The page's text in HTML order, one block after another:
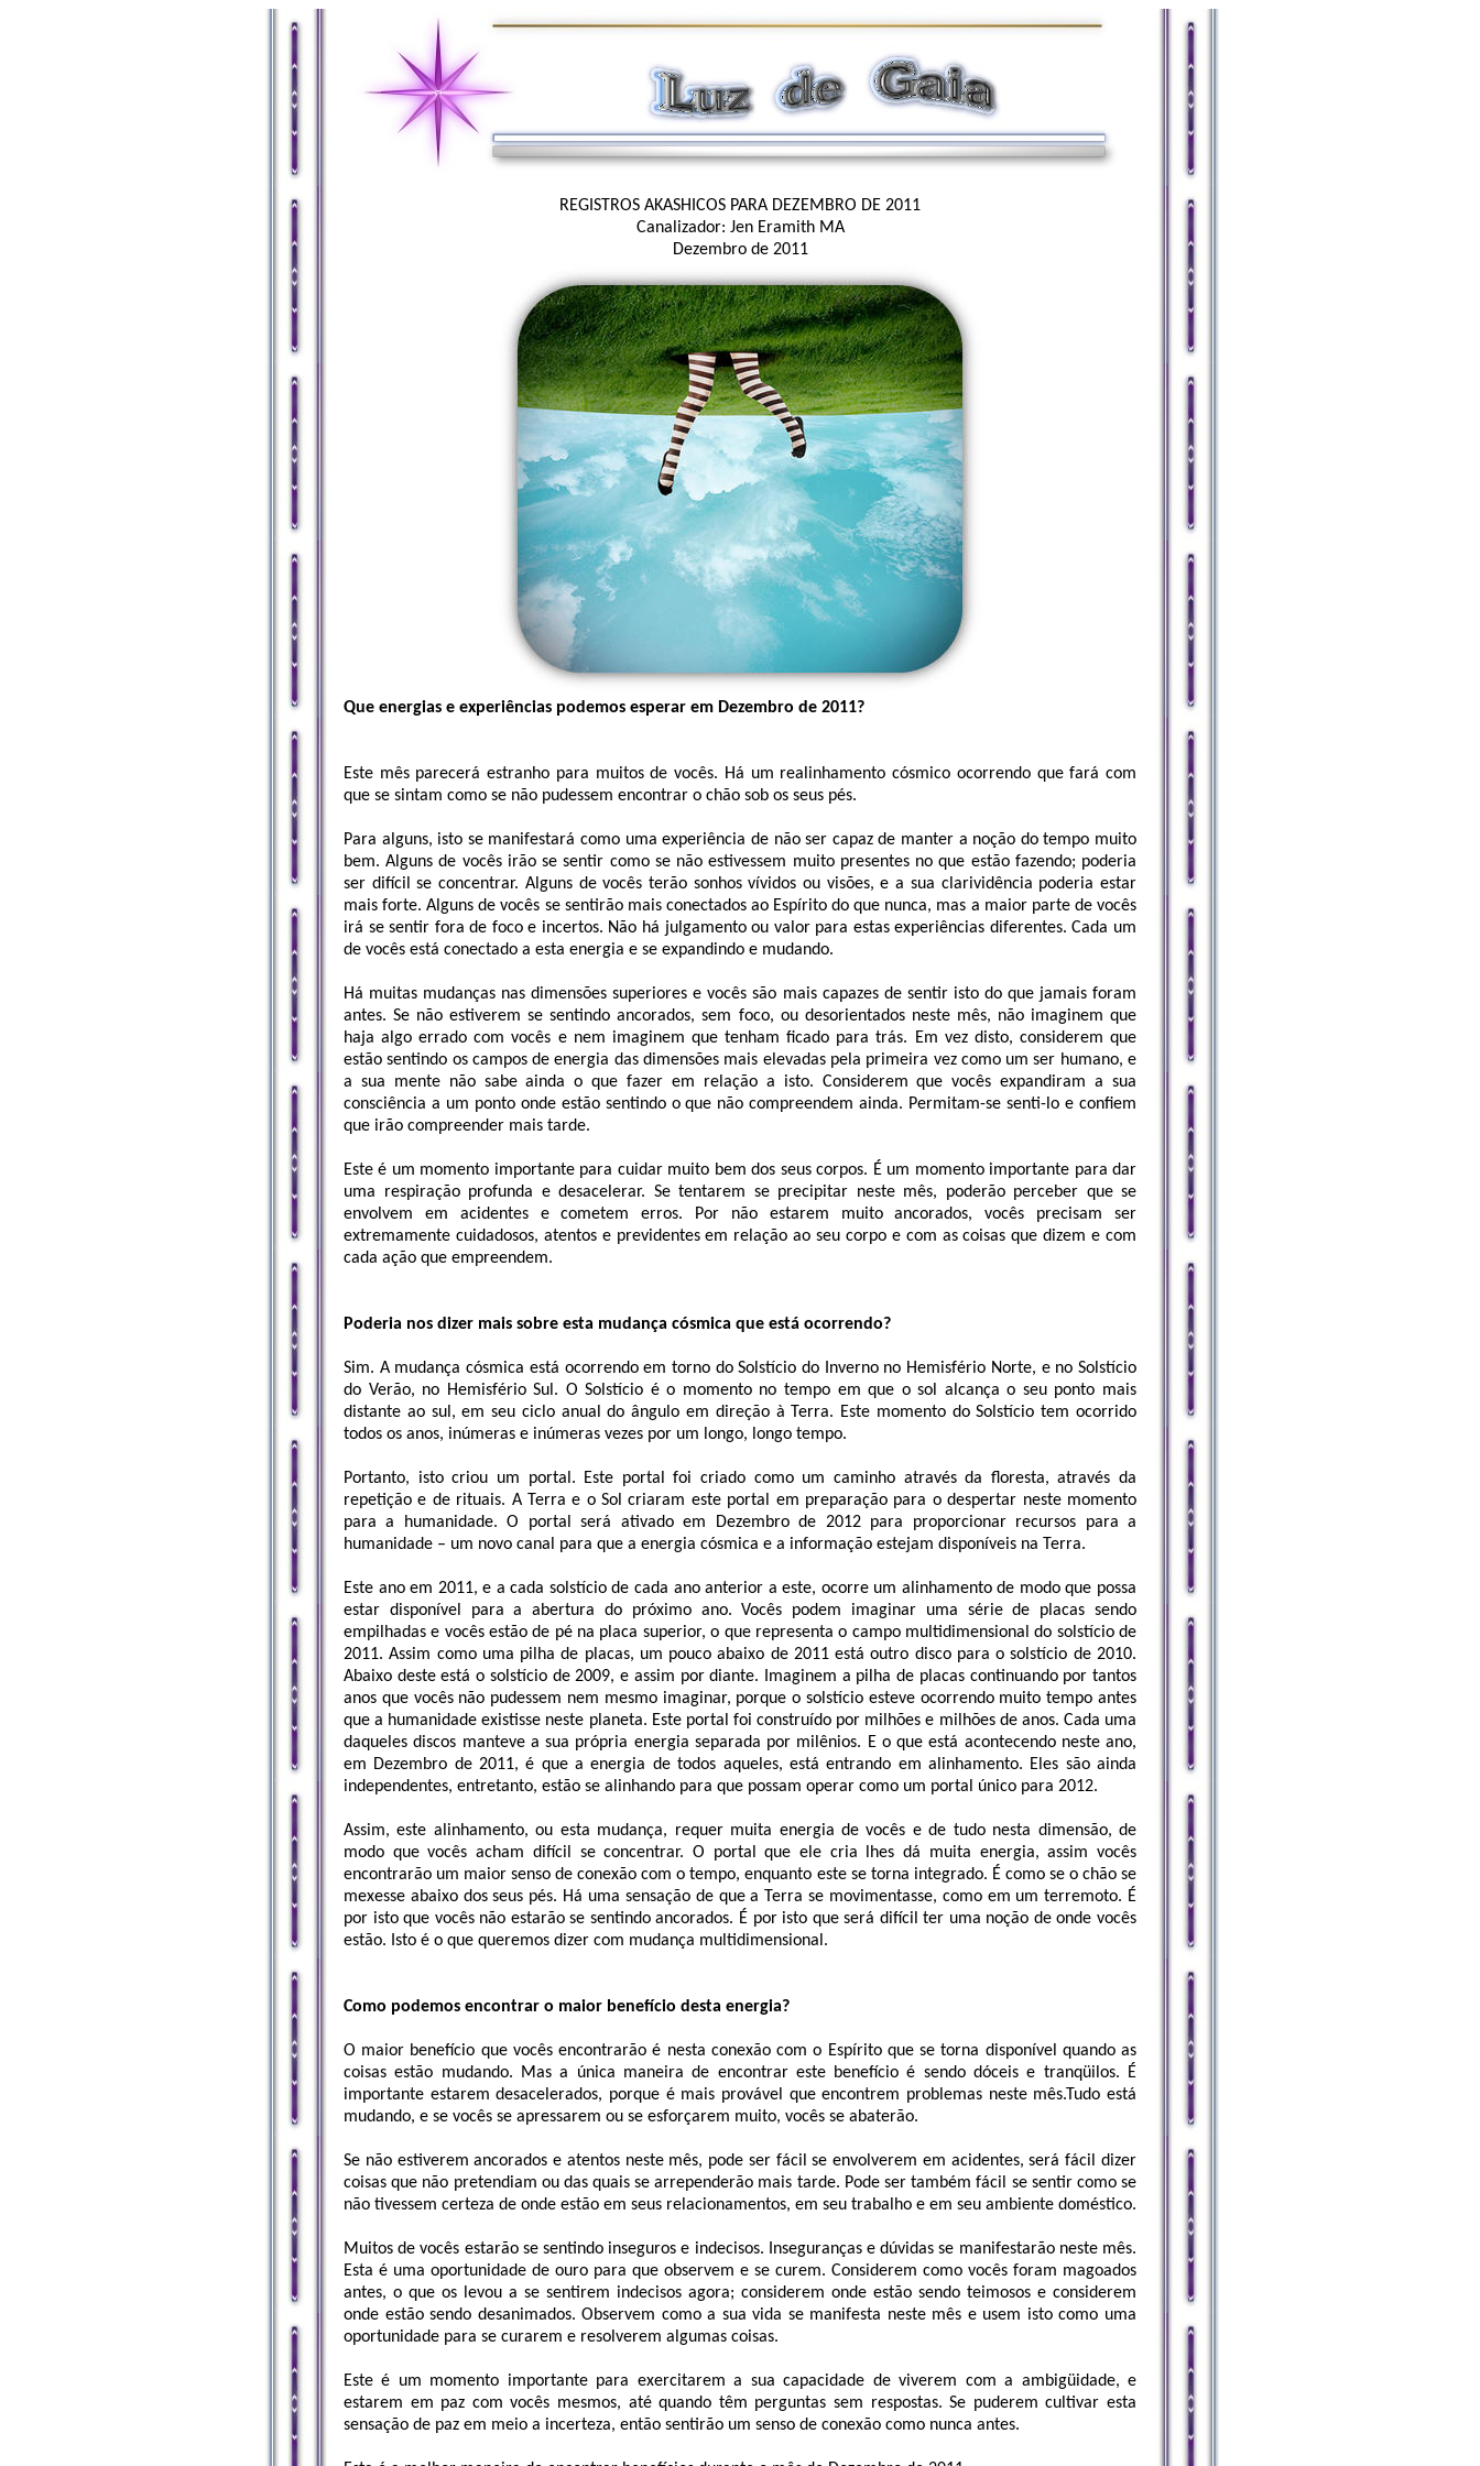
REGISTROS AKASHICOS PARA DEZEMBRO DE 2011
Canalizador: Jen Eramith MA
Dezembro de 2011
Que energias e experiências podemos esperar em Dezembro de 2011?
Este mês parecerá estranho para muitos de vocês. Há um realinhamento cósmico ocorrendo que fará com
que se sintam como se não pudessem encontrar o chão sob os seus pés.
Para alguns, isto se manifestará como uma experiência de não ser capaz de manter a noção do tempo muito
bem. Alguns de vocês irão se sentir como se não estivessem muito presentes no que estão fazendo; poderia
ser difícil se concentrar. Alguns de vocês terão sonhos vívidos ou visões, e a sua clarividência poderia estar
mais forte. Alguns de vocês se sentirão mais conectados ao Espírito do que nunca, mas a maior parte de vocês
irá se sentir fora de foco e incertos. Não há julgamento ou valor para estas experiências diferentes. Cada um
de vocês está conectado a esta energia e se expandindo e mudando.
Há muitas mudanças nas dimensões superiores e vocês são mais capazes de sentir isto do que jamais foram
antes. Se não estiverem se sentindo ancorados, sem foco, ou desorientados neste mês, não imaginem que
haja algo errado com vocês e nem imaginem que tenham ficado para trás. Em vez disto, considerem que
estão sentindo os campos de energia das dimensões mais elevadas pela primeira vez como um ser humano, e
a sua mente não sabe ainda o que fazer em relação a isto. Considerem que vocês expandiram a sua
consciência a um ponto onde estão sentindo o que não compreendem ainda. Permitam-se senti-lo e confiem
que irão compreender mais tarde.
Este é um momento importante para cuidar muito bem dos seus corpos. É um momento importante para dar
uma respiração profunda e desacelerar. Se tentarem se precipitar neste mês, poderão perceber que se
envolvem em acidentes e cometem erros. Por não estarem muito ancorados, vocês precisam ser
extremamente cuidadosos, atentos e previdentes em relação ao seu corpo e com as coisas que dizem e com
cada ação que empreendem.
Poderia nos dizer mais sobre esta mudança cósmica que está ocorrendo?
Sim. A mudança cósmica está ocorrendo em torno do Solstício do Inverno no Hemisfério Norte, e no Solstício
do Verão, no Hemisfério Sul. O Solstício é o momento no tempo em que o sol alcança o seu ponto mais
distante ao sul, em seu ciclo anual do ângulo em direção à Terra. Este momento do Solstício tem ocorrido
todos os anos, inúmeras e inúmeras vezes por um longo, longo tempo.
Portanto, isto criou um portal. Este portal foi criado como um caminho através da floresta, através da
repetição e de rituais. A Terra e o Sol criaram este portal em preparação para o despertar neste momento
para a humanidade. O portal será ativado em Dezembro de 2012 para proporcionar recursos para a
humanidade – um novo canal para que a energia cósmica e a informação estejam disponíveis na Terra.
Este ano em 2011, e a cada solstício de cada ano anterior a este, ocorre um alinhamento de modo que possa
estar disponível para a abertura do próximo ano. Vocês podem imaginar uma série de placas sendo
empilhadas e vocês estão de pé na placa superior, o que representa o campo multidimensional do solstício de
2011. Assim como uma pilha de placas, um pouco abaixo de 2011 está outro disco para o solstício de 2010.
Abaixo deste está o solstício de 2009, e assim por diante. Imaginem a pilha de placas continuando por tantos
anos que vocês não pudessem nem mesmo imaginar, porque o solstício esteve ocorrendo muito tempo antes
que a humanidade existisse neste planeta. Este portal foi construído por milhões e milhões de anos. Cada uma
daqueles discos manteve a sua própria energia separada por milênios. E o que está acontecendo neste ano,
em Dezembro de 2011, é que a energia de todos aqueles, está entrando em alinhamento. Eles são ainda
independentes, entretanto, estão se alinhando para que possam operar como um portal único para 2012.
Assim, este alinhamento, ou esta mudança, requer muita energia de vocês e de tudo nesta dimensão, de
modo que vocês acham difícil se concentrar. O portal que ele cria lhes dá muita energia, assim vocês
encontrarão um maior senso de conexão com o tempo, enquanto este se torna integrado. É como se o chão se
mexesse abaixo dos seus pés. Há uma sensação de que a Terra se movimentasse, como em um terremoto. É
por isto que vocês não estarão se sentindo ancorados. É por isto que será difícil ter uma noção de onde vocês
estão. Isto é o que queremos dizer com mudança multidimensional.
Como podemos encontrar o maior benefício desta energia?
O maior benefício que vocês encontrarão é nesta conexão com o Espírito que se torna disponível quando as
coisas estão mudando. Mas a única maneira de encontrar este benefício é sendo dóceis e tranqüilos. É
importante estarem desacelerados, porque é mais provável que encontrem problemas neste mês.Tudo está
mudando, e se vocês se apressarem ou se esforçarem muito, vocês se abaterão.
Se não estiverem ancorados e atentos neste mês, pode ser fácil se envolverem em acidentes, será fácil dizer
coisas que não pretendiam ou das quais se arrependerão mais tarde. Pode ser também fácil se sentir como se
não tivessem certeza de onde estão em seus relacionamentos, em seu trabalho e em seu ambiente doméstico.
Muitos de vocês estarão se sentindo inseguros e indecisos. Inseguranças e dúvidas se manifestarão neste mês.
Esta é uma oportunidade de ouro para que observem e se curem. Considerem como vocês foram magoados
antes, o que os levou a se sentirem indecisos agora; considerem onde estão sendo teimosos e considerem
onde estão sendo desanimados. Observem como a sua vida se manifesta neste mês e usem isto como uma
oportunidade para se curarem e resolverem algumas coisas.
Este é um momento importante para exercitarem a sua capacidade de viverem com a ambigüidade, e
estarem em paz com vocês mesmos, até quando têm perguntas sem respostas. Se puderem cultivar esta
sensação de paz em meio a incerteza, então sentirão um senso de conexão como nunca antes.